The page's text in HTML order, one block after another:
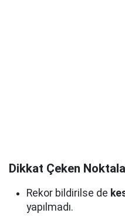
Dikkat Çeken
Rekor bildirilse de
yapılmadı.